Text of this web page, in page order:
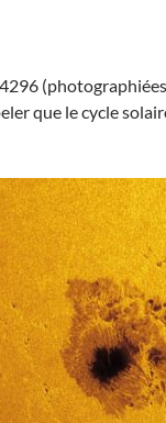
que le cycle